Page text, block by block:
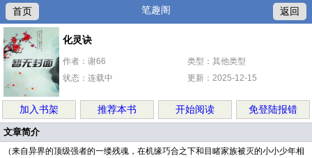
首页 笔趣阁 返回
化灵诀
作者：谢66
类型：其他类型
状态：连载中
更新：2025-12-15
加入书架 推荐本书 开始阅读 免登陆报错
文章简介
（来自异界的顶级强者的一缕残魂，在机缘巧合之下和目睹家族被灭的小小少年相